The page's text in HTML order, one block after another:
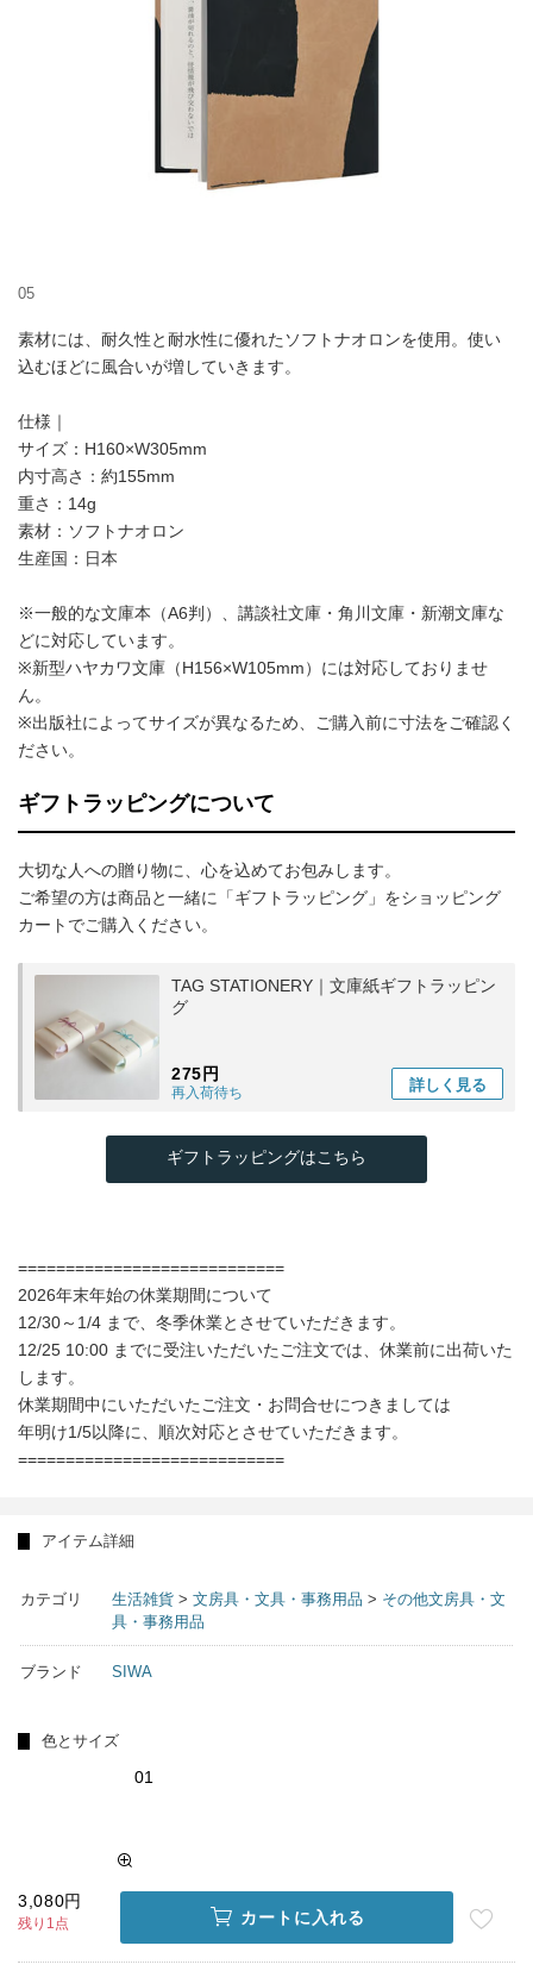
05
素材には、耐久性と耐水性に優れたソフトナオロンを使用。使い
込むほどに風合いが増していきます。
仕様｜
サイズ：H160×W305mm
内寸高さ：約155mm
重さ：14g
素材：ソフトナオロン
生産国：日本
※一般的な文庫本（A6判）、講談社文庫・角川文庫・新潮文庫な
どに対応しています。
※新型ハヤカワ文庫（H156×W105mm）には対応しておりませ
ん。
※出版社によってサイズが異なるため、ご購入前に寸法をご確認く
ださい。
ギフトラッピングについて
大切な人への贈り物に、心を込めてお包みします。
ご希望の方は商品と一緒に「ギフトラッピング」をショッピング
カートでご購入ください。
TAG STATIONERY｜文庫紙ギフトラッピン
グ
275円
再入荷待ち 詳しく 見る
ギフトラッピングはこちら
============================
2026年末年始の休業期間について
12/30～1/4 まで、冬季休業とさせていただきます。
12/25 10:00 までに受注いただいたご注文では、休業前に出荷いた
します。
休業期間中にいただいたご注文・お問合せにつきましては
年明け1/5以降に、順次対応とさせていただきます。
============================
アイテム詳細
カテゴリ 生活雑貨 > 文房具・文具・事務用品 > その他文房具・文
具・事務用品
ブランド SIWA
色とサイズ
01
3,080円
残り1点 カートに入れる